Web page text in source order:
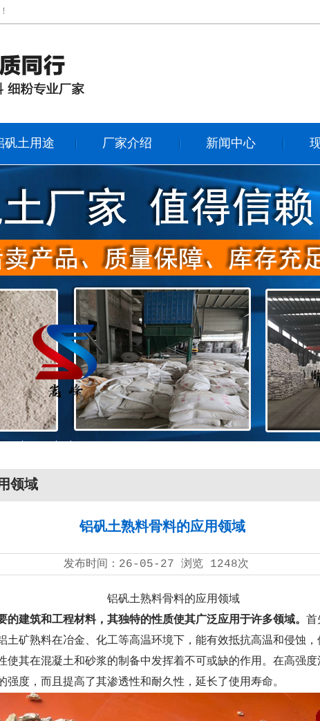
矾土用途 厂家介绍 新闻中心
领域
铝矾土熟料骨料的应用领域
发布时间： 26-05-27 浏览 1248次
铝矾土熟料骨料的应用领域
的建筑和工程材料，其独特的性质使其广泛应用于许多领域。 首
土矿熟料在冶金、化工等高温环境下，能有效抵抗高温和侵蚀
使其在混凝土和砂浆的制备中发挥着不可或缺的作用。在高强度
度，而且提高了其渗透性和耐久性，延长了使用寿命。